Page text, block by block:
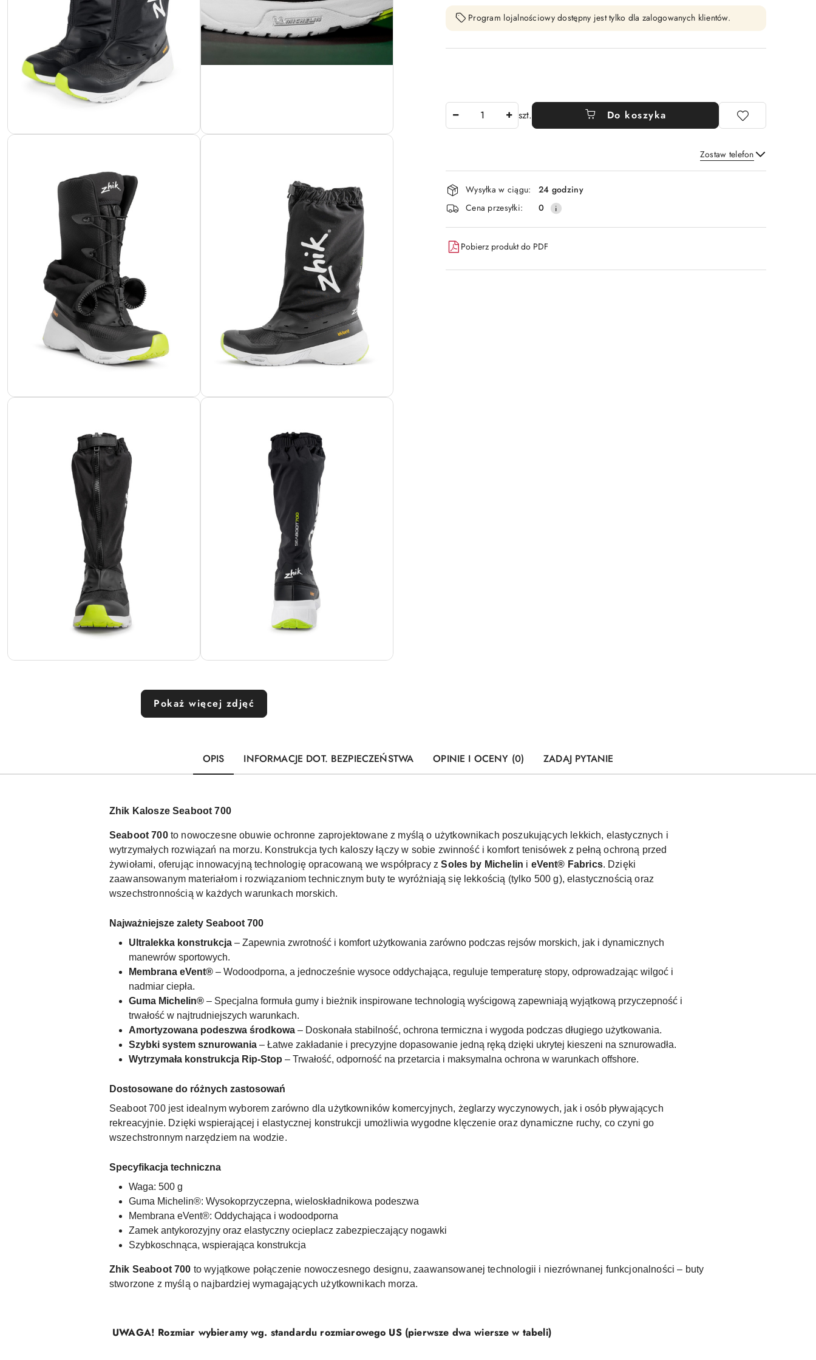
Pokaż więcej zdjęć
Program lojalnościowy dostępny jest tylko dla zalogowanych klientów.
szt. Do koszyka
Zostaw telefon
Wyślij
Dostępność
i
dostawa
Wysyłka w ciągu:
24 godziny
Cena przesyłki:
0
Pobierz produkt do PDF
OPIS INFORMACJE DOT. BEZPIECZEŃSTWA OPINIE I OCENY (0) ZADAJ PYTANIE
Zhik Kalosze Seaboot 700
Seaboot 700to nowoczesne obuwie ochronne zaprojektowane z myślą o użytkownikach poszukujących lekkich, elastycznych i
wytrzymałych rozwiązań na morzu. Konstrukcja tych kaloszy łączy w sobie zwinność i komfort tenisówek z pełną ochroną przed
żywiołami, oferując innowacyjną technologię opracowaną we współpracy zSoles by Michelin i eVent® Fabrics. Dzięki
zaawansowanym materiałom i rozwiązaniom technicznym buty te wyróżniają się lekkością (tylko 500 g), elastycznością oraz
wszechstronnością w każdych warunkach morskich.
Najważniejsze zalety Seaboot 700
Ultralekka konstrukcja – Zapewnia zwrotność i komfort użytkowania zarówno podczas rejsów morskich, jak i dynamicznych
manewrów sportowych.
Membrana eVent® – Wodoodporna, a jednocześnie wysoce oddychająca, reguluje temperaturę stopy, odprowadzając wilgoć i
nadmiar ciepła.
Guma Michelin® – Specjalna formuła gumy i bieżnik inspirowane technologią wyścigową zapewniają wyjątkową przyczepność i
trwałość w najtrudniejszych warunkach.
Amortyzowana podeszwa środkowa – Doskonała stabilność, ochrona termiczna i wygoda podczas długiego użytkowania.
Szybki system sznurowania – Łatwe zakładanie i precyzyjne dopasowanie jedną ręką dzięki ukrytej kieszeni na sznurowadła.
Wytrzymała konstrukcja Rip-Stop – Trwałość, odporność na przetarcia i maksymalna ochrona w warunkach offshore.
Dostosowane do różnych zastosowań
Seaboot 700 jest idealnym wyborem zarówno dla użytkowników komercyjnych, żeglarzy wyczynowych, jak i osób pływających
rekreacyjnie. Dzięki wspierającej i elastycznej konstrukcji umożliwia wygodne klęczenie oraz dynamiczne ruchy, co czyni go
wszechstronnym narzędziem na wodzie.
Specyfikacja techniczna
Waga: 500 g
Guma Michelin®: Wysokoprzyczepna, wieloskładnikowa podeszwa
Membrana eVent®: Oddychająca i wodoodporna
Zamek antykorozyjny oraz elastyczny ocieplacz zabezpieczający nogawki
Szybkoschnąca, wspierająca konstrukcja
Zhik Seaboot 700 to wyjątkowe połączenie nowoczesnego designu, zaawansowanej technologii i niezrównanej funkcjonalności – buty
stworzone z myślą o najbardziej wymagających użytkownikach morza.
UWAGA! Rozmiar wybieramy wg. standardu rozmiarowego US (pierwsze dwa wiersze w tabeli)